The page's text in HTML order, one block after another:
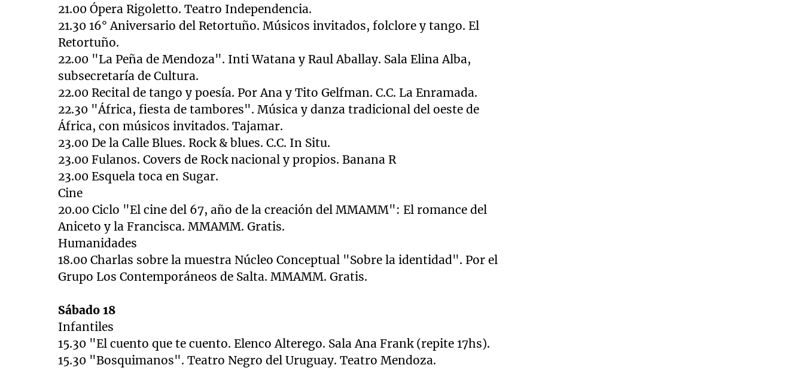
21.00 Ópera Rigoletto. Teatro Independencia.
21.30 16° Aniversario del Retortuño. Músicos invitados, folclore y tango. El
Retortuño.
22.00 "La Peña de Mendoza". Inti Watana y Raul Aballay. Sala Elina Alba,
subsecretaría de Cultura.
22.00 Recital de tango y poesía. Por Ana y Tito Gelfman. C.C. La Enramada.
22.30 "África, fiesta de tambores". Música y danza tradicional del oeste de
África, con músicos invitados. Tajamar.
23.00 Dela Calle Blues. Rock & blues. C.C. In Situ.
23.00 Fulanos. Covers de Rock nacional y propios. Banana R
23.00 Esquela toca en Sugar.
Cine
20.00 Ciclo "El cine del 67, año de la creación del MMAMM": El romance del
Aniceto yla Francisca. MMAMM. Gratis.
Humanidades
18.00 Charlas sobre la muestra Núcleo Conceptual "Sobre la identidad". Por el
Grupo Los Contemporáneos de Salta. MMAMM. Gratis.
Sábado 18
Infantiles
15.30 "El cuento que te cuento. Elenco Alterego. Sala Ana Frank (repite 17hs).
15.30 "Bosquimanos". Teatro Negro del Uruguay. Teatro Mendoza.